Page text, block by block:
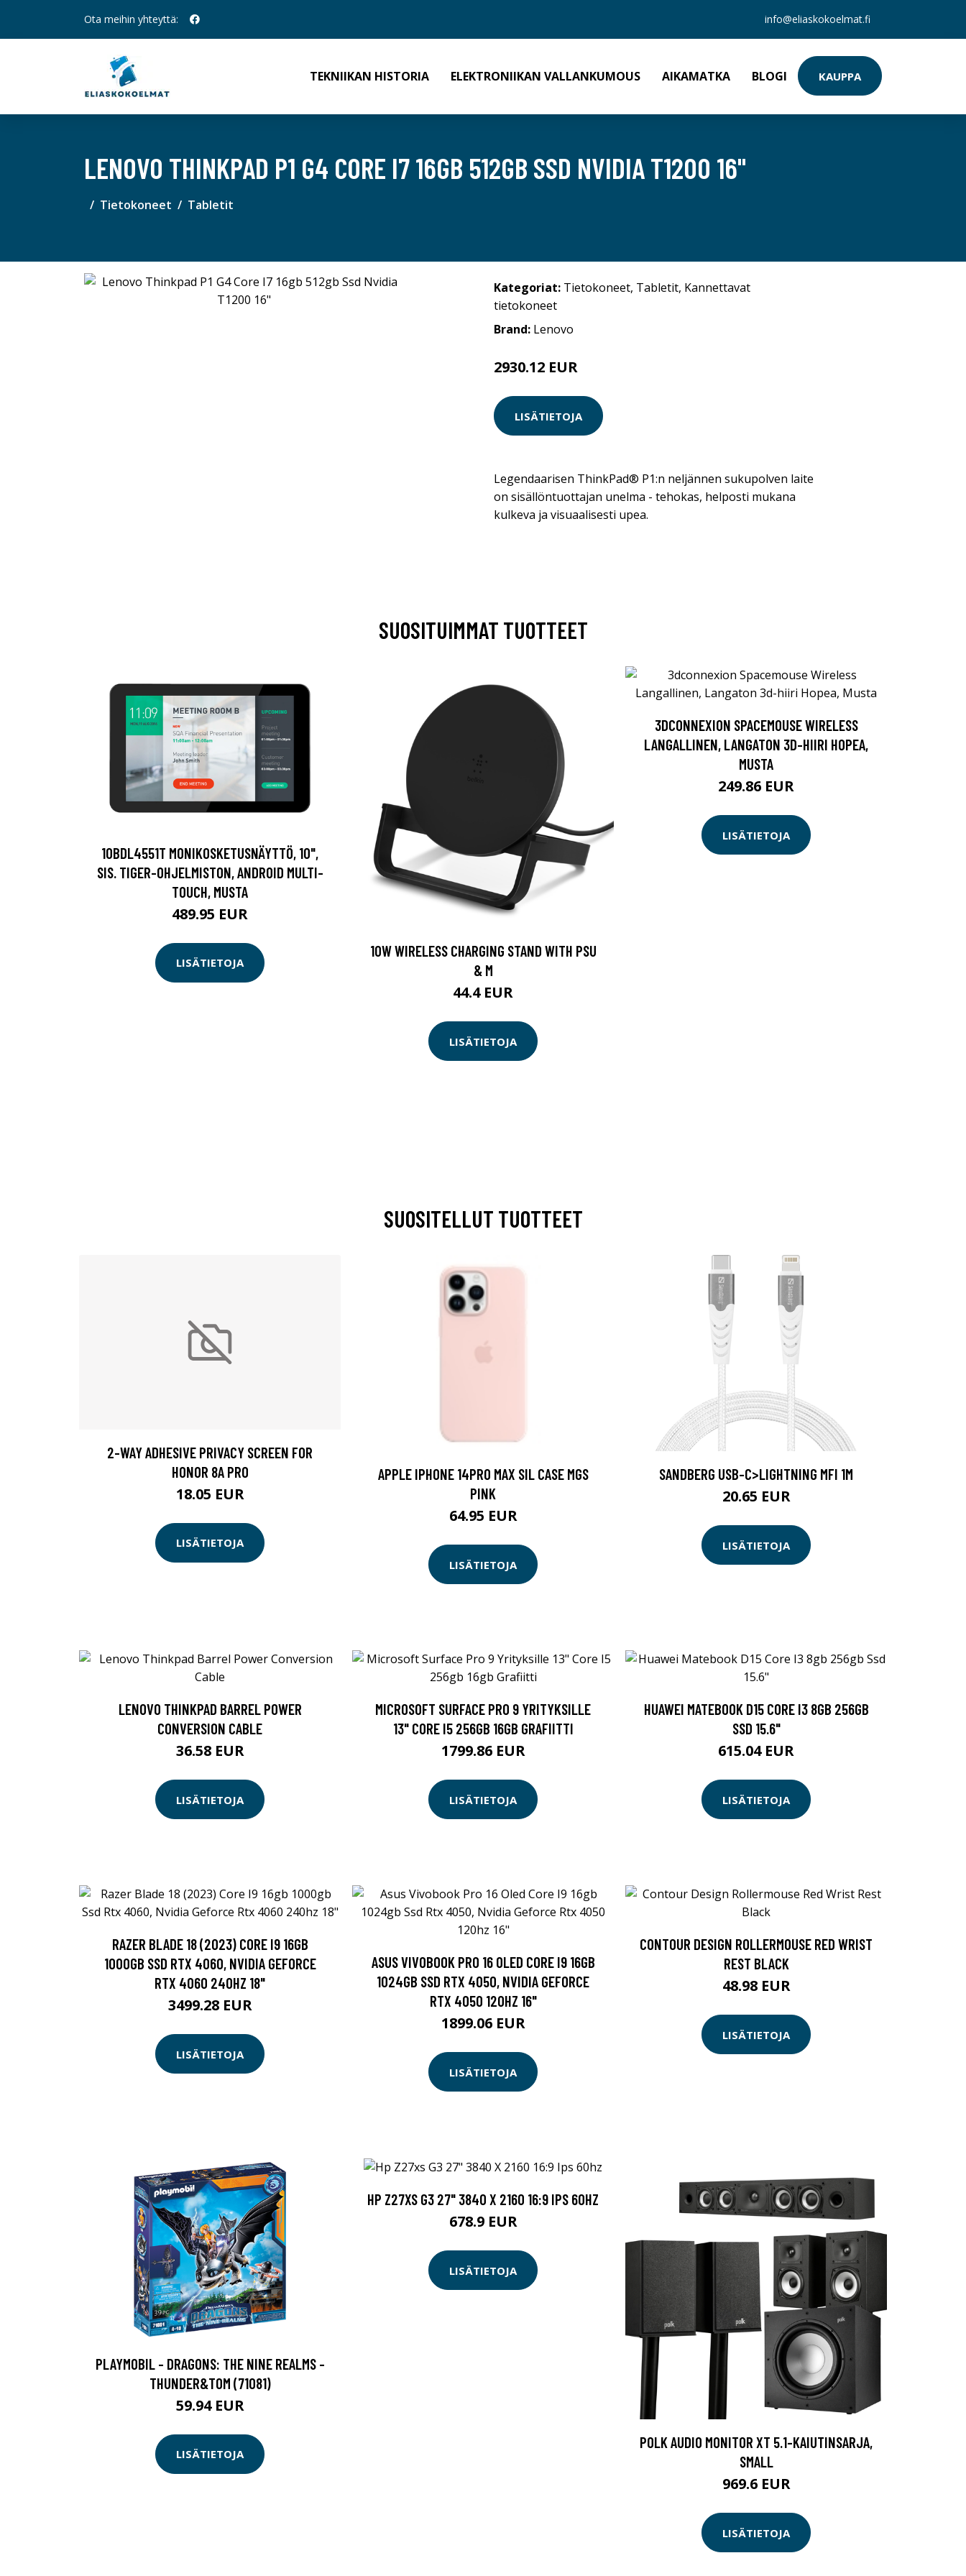
Ota meihin yhteyttä: info@eliaskokoelmat.fi
TEKNIIKAN HISTORIA ELEKTRONIIKAN VALLANKUMOUS AIKAMATKA BLOGI KAUPPA
LENOVO THINKPAD P1 G4 CORE I7 16GB 512GB SSD NVIDIA T1200 16"
Tietokoneet Tabletit
Kategoriat: Tietokoneet, Tabletit, Kannettavat
tietokoneet
Brand: Lenovo
2930.12 EUR
LISÄTIETOJA
Legendaarisen ThinkPad® P1:n neljännen sukupolven laite
on sisällöntuottajan unelma - tehokas, helposti mukana
kulkeva ja visuaalisesti upea.
SUOSITUIMMAT TUOTTEET
10BDL4551T MONIKOSKETUSNÄYTTÖ, 10",
SIS. TIGER-OHJELMISTON, ANDROID MULTI-
TOUCH, MUSTA
489.95 EUR
LISÄTIETOJA
10W WIRELESS CHARGING STAND WITH PSU
& M
44.4 EUR
LISÄTIETOJA
3DCONNEXION SPACEMOUSE WIRELESS
LANGALLINEN, LANGATON 3D-HIIRI HOPEA,
MUSTA
249.86 EUR
LISÄTIETOJA
SUOSITELLUT TUOTTEET
2-WAY ADHESIVE PRIVACY SCREEN FOR
HONOR 8A PRO
18.05 EUR
LISÄTIETOJA
APPLE IPHONE 14PRO MAX SIL CASE MGS
PINK
64.95 EUR
LISÄTIETOJA
SANDBERG USB-C>LIGHTNING MFI 1M
20.65 EUR
LISÄTIETOJA
LENOVO THINKPAD BARREL POWER
CONVERSION CABLE
36.58 EUR
LISÄTIETOJA
MICROSOFT SURFACE PRO 9 YRITYKSILLE
13" CORE I5 256GB 16GB GRAFIITTI
1799.86 EUR
LISÄTIETOJA
HUAWEI MATEBOOK D15 CORE I3 8GB 256GB
SSD 15.6"
615.04 EUR
LISÄTIETOJA
RAZER BLADE 18 (2023) CORE I9 16GB
1000GB SSD RTX 4060, NVIDIA GEFORCE
RTX 4060 240HZ 18"
3499.28 EUR
LISÄTIETOJA
ASUS VIVOBOOK PRO 16 OLED CORE I9 16GB
1024GB SSD RTX 4050, NVIDIA GEFORCE
RTX 4050 120HZ 16"
1899.06 EUR
LISÄTIETOJA
CONTOUR DESIGN ROLLERMOUSE RED WRIST
REST BLACK
48.98 EUR
LISÄTIETOJA
PLAYMOBIL - DRAGONS: THE NINE REALMS -
THUNDER&TOM (71081)
59.94 EUR
LISÄTIETOJA
HP Z27XS G3 27" 3840 X 2160 16:9 IPS 60HZ
678.9 EUR
LISÄTIETOJA
POLK AUDIO MONITOR XT 5.1-KAIUTINSARJA,
SMALL
969.6 EUR
LISÄTIETOJA